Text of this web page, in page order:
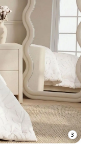
3